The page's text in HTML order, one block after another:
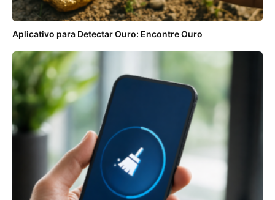
Aplicativo para Detectar Ouro: Encontre Ouro